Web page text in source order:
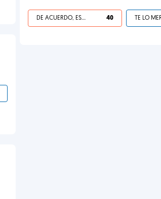
DE ACUERDO, ES UNA VIDA HP 40